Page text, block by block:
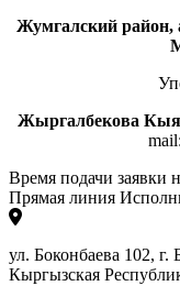
Жумгалский
Жыргалбекова
mail:
Время подачи заявки
Прямая линия
ул. Боконбаева 102, г.
Кыргызская